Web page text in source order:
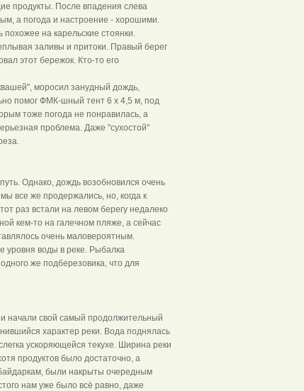
продукты. После впадения слева
а погода и настроение - хорошими.
на карельские стоянки.
заливы и притоки. Правый берег
этот бережок. Кто-то его
моросил занудный дождь,
помог ФМК-шный тент 6 х 4,5 м, под
тоже погода не понравилась, а
проблема. Даже "сухостой"
Однако, дождь возобновился очень
все же продержались, но, когда к
раз встали на левом берегу недалеко
кем-то на галечном пляже, а сейчас
очень маловероятным.
воды в реке. Рыбалка
же подберезовика, что для
начали свой самый продолжительный
характер реки. Вода поднялась
ускоряющейся текухе. Ширина реки
продуктов было достаточно, а
были накрыты очередным
нам уже было всё равно, даже